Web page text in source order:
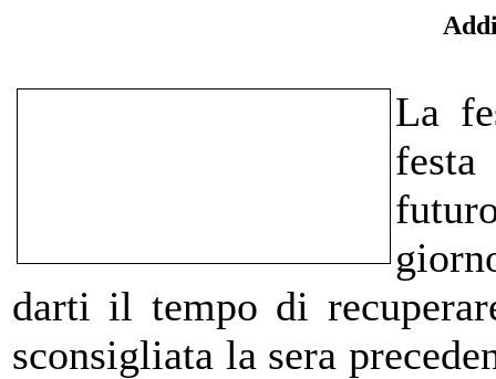
La
darti il tempo di
sconsigliata la sera